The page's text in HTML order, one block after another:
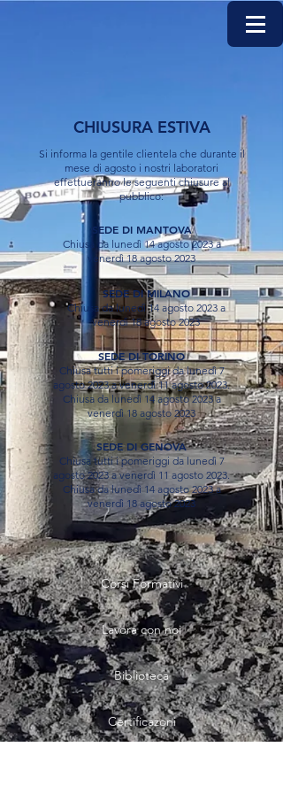
CHIUSURA ESTIVA
Si informa la gentile clientela che durante il
mese di agosto i nostri laboratori
effettueranno le seguenti chiusure al
pubblico:
SEDE DI MANTOVA
Chiusa da lunedì 14 agosto 2023 a
venerdì 18 agosto 2023
SEDE DI MILANO
Chiusa da lunedì 14 agosto 2023 a
venerdì 18 agosto 2023
SEDE DI TORINO
Chiusa tutti i pomeriggi da lunedì 7
agosto 2023 a venerdì 11 agosto 2023.
Chiusa da lunedì 14 agosto 2023 a
venerdì 18 agosto 2023
SEDE DI GENOVA
Chiusa tutti i pomeriggi da lunedì 7
agosto 2023 a venerdì 11 agosto 2023.
Chiusa da lunedì 14 agosto 2023 a
venerdì 18 agosto 2023
Corsi Formativi
Lavora con noi
Biblioteca
Certificazoni